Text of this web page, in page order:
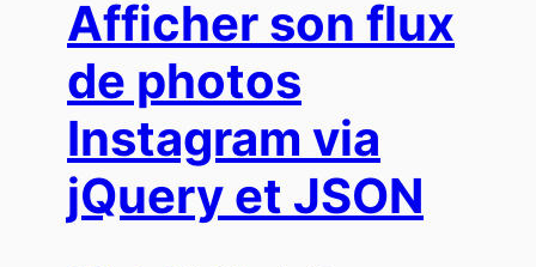
Afficher son flux
de photos
Instagram via
jQuery et JSON